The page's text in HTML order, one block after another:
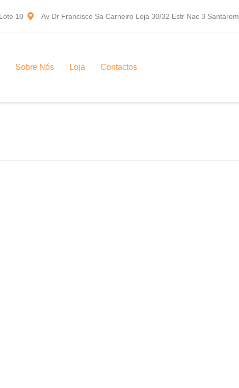
10 Av Dr Francisco Sa Carneiro Loja 30/32 Estr Nac 3 Santarem
Sobre Nós Loja Contactos